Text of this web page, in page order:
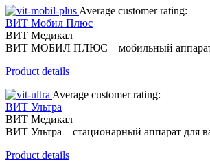
Average customer rating:
ВИТ Мобил Плюс
ВИТ Медикал
ВИТ МОБИЛ ПЛЮС – мобильный аппарат
Product details
Average customer rating:
ВИТ Ультра
ВИТ Медикал
ВИТ Ультра – стационарный аппарат для
Product details